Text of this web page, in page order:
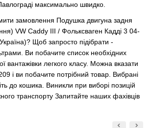
максимально швидко.
замовлення Подушка двигуна задня
VW Caddy III / Фольксваген Кадді 3 04-
Щоб запросто підібрати -
Ви побачите список необхідних
вантажівки легкого класу. Можна вказати
і ви побачите потрібний товар. Вибрані
до кошика. Виникли при виборі позицій
транспорту Запитайте наших фахівців